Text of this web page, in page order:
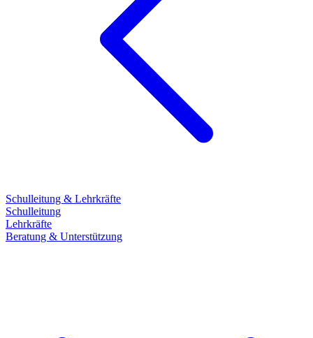
Schulleitung & Lehrkräfte
Schulleitung
Lehrkräfte
Beratung & Unterstützung